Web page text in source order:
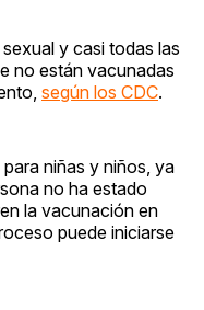
y casi todas las
no están vacunadas
según los CDC.
niñas y niños, ya
no ha estado
la vacunación en
puede iniciarse